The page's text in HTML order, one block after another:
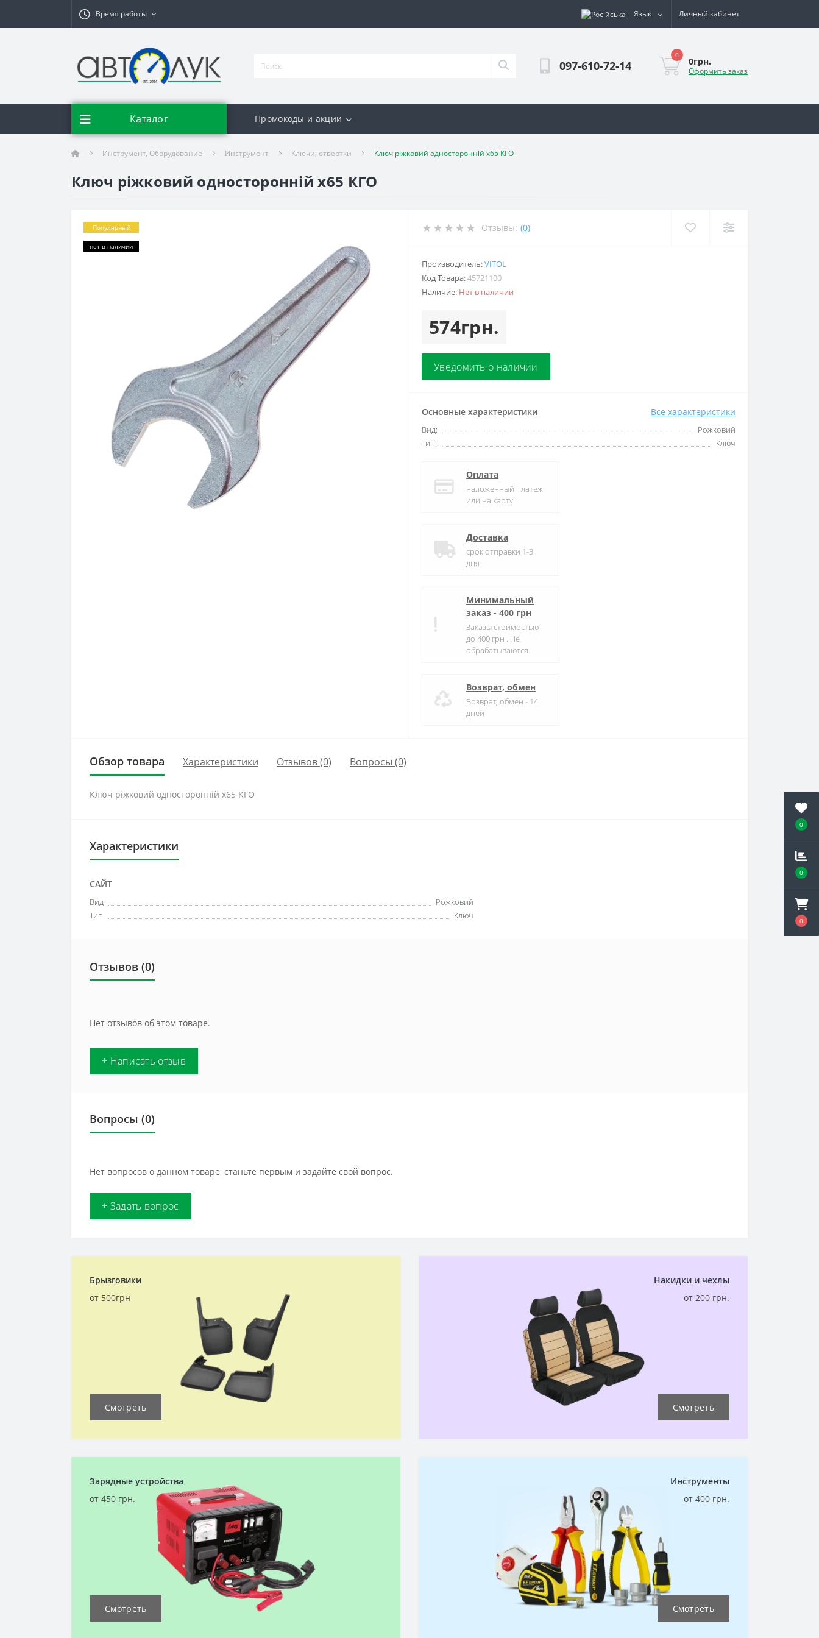
0
0
0
Время работы Язык Личный кабинет
097-610-72-14
0
0грн.
Оформить заказ
Каталог Промокоды и акции
Инструмент, Оборудование Инструмент Ключи, отвертки Ключ ріжковий односторонній х65 КГО
Ключ ріжковий односторонній х65 КГО
Популярный
нет в наличии
Отзывы: (0)
Производитель:VITOL
Код Товара:45721100
Наличие: Нет в наличии
574грн.
Уведомить о наличии
Основные характеристики Все характеристики
Вид:
Рожковий
Тип:
Ключ
Оплата
наложенный платеж
или на карту
Доставка
срок отправки 1-3
дня
Минимальный
заказ - 400 грн
Заказы стоимостью
до 400 грн . Не
обрабатываются.
Возврат, обмен
Возврат, обмен - 14
дней
Обзор товара Характеристики Отзывов (0) Вопросы (0)
Ключ ріжковий односторонній х65 КГО
Характеристики
САЙТ
Вид
Рожковий
Тип
Ключ
Отзывов (0)
Нет отзывов об этом товаре.
+ Написать отзыв
Вопросы (0)
Нет вопросов о данном товаре, станьте первым и задайте свой вопрос.
+ Задать вопрос
Брызговики
от 500грн
Смотреть
Накидки и чехлы
от 200 грн.
Смотреть
Зарядные устройства
от 450 грн.
Смотреть
Инструменты
от 400 грн.
Смотреть